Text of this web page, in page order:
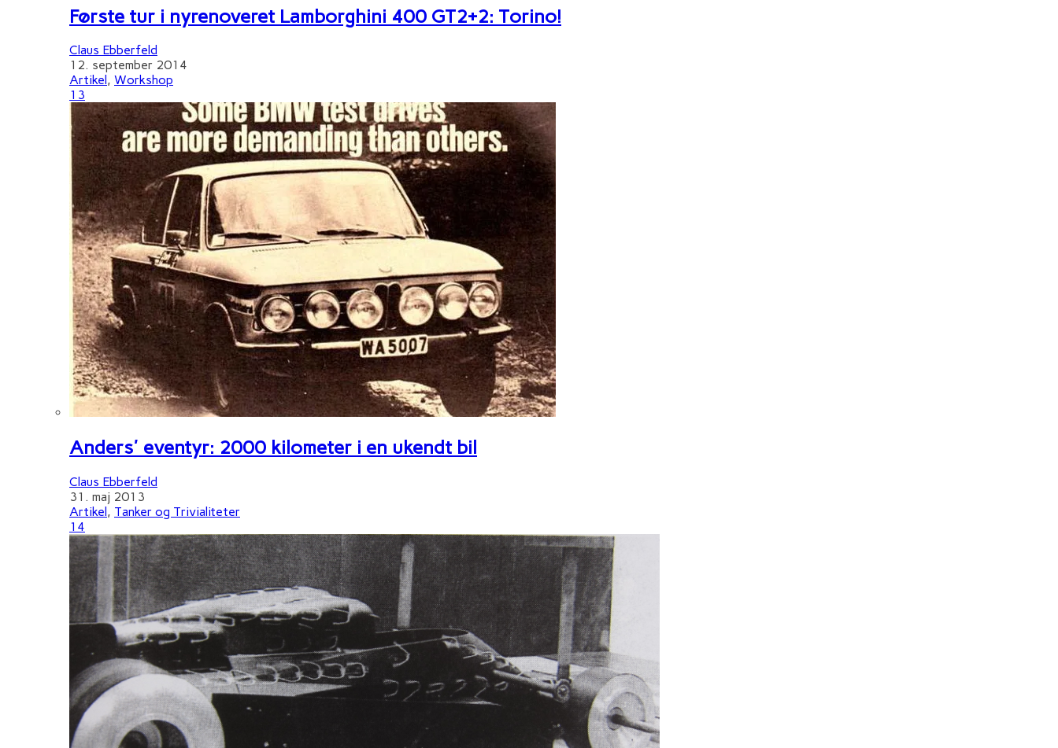
Første tur i nyrenoveret Lamborghini 400 GT2+2: Torino!
Claus Ebberfeld
12. september 2014
Artikel , Workshop
13
Anders' eventyr: 2000 kilometer i en ukendt bil
Claus Ebberfeld
31. maj 2013
Artikel , Tanker og Trivialiteter
14